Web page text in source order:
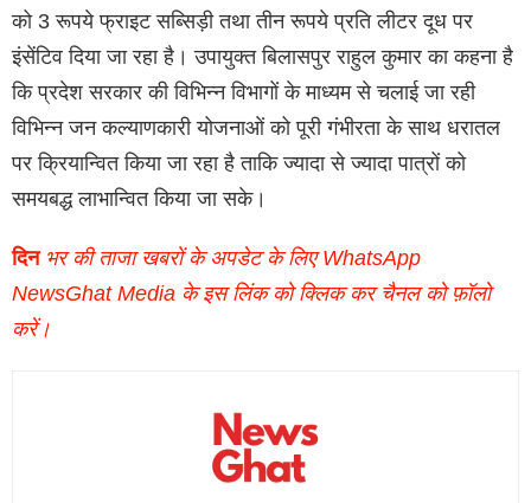
को 3 रूपये फ्राइट सब्सिड़ी तथा तीन रूपये प्रति लीटर दूध पर
इंसेंटिव दिया जा रहा है। उपायुक्त बिलासपुर राहुल कुमार का कहना है
कि प्रदेश सरकार की विभिन्न विभागों के माध्यम से चलाई जा रही
विभिन्न जन कल्याणकारी योजनाओं को पूरी गंभीरता के साथ धरातल
पर क्रियान्वित किया जा रहा है ताकि ज्यादा से ज्यादा पात्रों को
समयबद्ध लाभान्वित किया जा सके।
दिनभर की ताजा खबरों के अपडेट के लिए WhatsApp
NewsGhat Media के इस लिंक को क्लिक कर चैनल को फ़ॉलो
करें।